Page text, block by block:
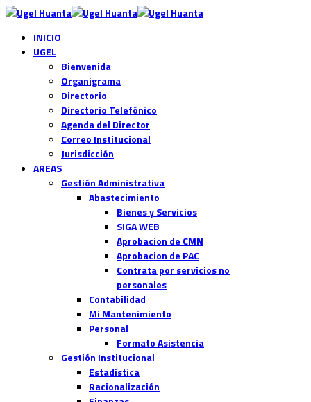
INICIO
UGEL
Bienvenida
Organigrama
Directorio
Directorio Telefónico
Agenda del Director
Correo Institucional
Jurisdicción
AREAS
Gestión Administrativa
Abastecimiento
Bienes y Servicios
SIGA WEB
Aprobacion de CMN
Aprobacion de PAC
Contrata por servicios no
personales
Contabilidad
Mi Mantenimiento
Personal
Formato Asistencia
Gestión Institucional
Estadística
Racionalización